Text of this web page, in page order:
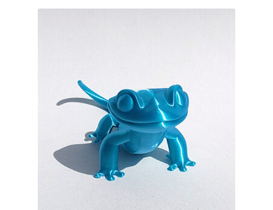
Gamybos terminai ir procesas
Šviestuvų komponentai
Kontaktai